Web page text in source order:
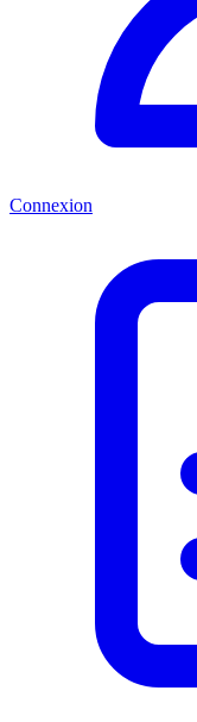
Connexion